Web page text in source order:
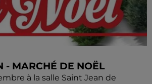
- MARCHÉ DE NOËL
à la salle Saint Jean de